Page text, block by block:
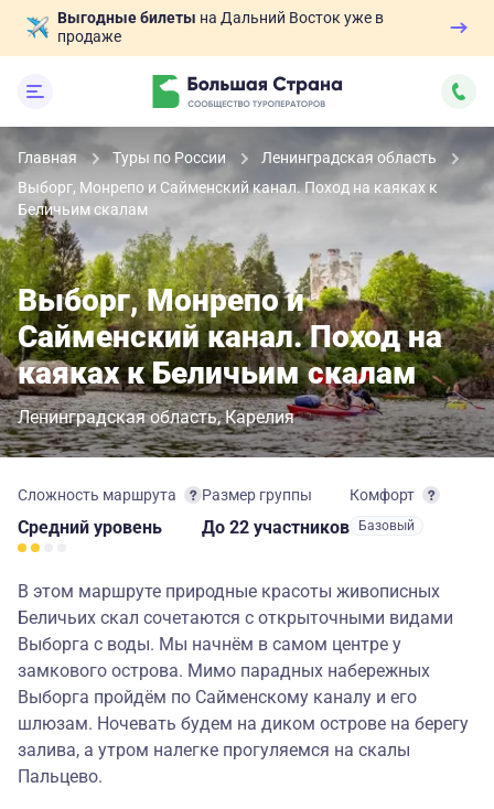
Выгодные билеты на Дальний Восток уже в
продаже
Главная Туры по России
Ленинградская область
Выборг, Монрепо и Сайменский канал. Поход на каяках к
Беличьим скалам
Выборг, Монрепо и
Сайменский канал. Поход на
каяках к Беличьим скалам
Ленинградская область Карелия
Сложность маршрута
Средний уровень
Комфорт
Базовый
Размер группы
до 22 участников
В этом маршруте природные красоты живописных
Беличьих скал сочетаются с открыточными видами
Выборга с воды. Мы начнём в самом центре у
замкового острова. Мимо парадных набережных
Выборга пройдём по Сайменскому каналу и его
шлюзам. Ночевать будем на диком острове на берегу
залива, а утром налегке прогуляемся на скалы
Пальцево.